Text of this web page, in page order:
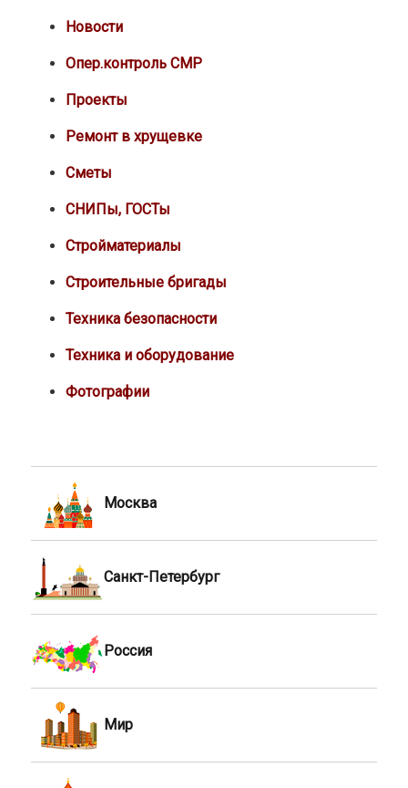
Новости
Опер.контроль СМР
Проекты
Ремонт в хрущевке
Сметы
СНИПы, ГОСТы
Стройматериалы
Строительные бригады
Техника безопасности
Техника и оборудование
Фотографии
Москва
Санкт-Петербург
Россия
Мир